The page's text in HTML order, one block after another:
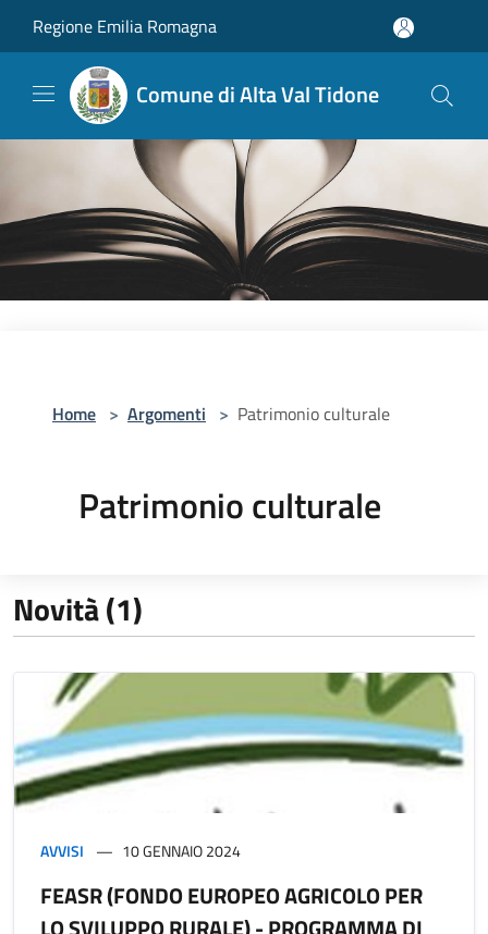
Regione Emilia Romagna
Comune di Alta Val Tidone
Home > Argomenti > Patrimonio culturale
Patrimonio culturale
Novità (1)
AVVISI 10 GENNAIO 2024
FEASR (FONDO EUROPEO AGRICOLO PER